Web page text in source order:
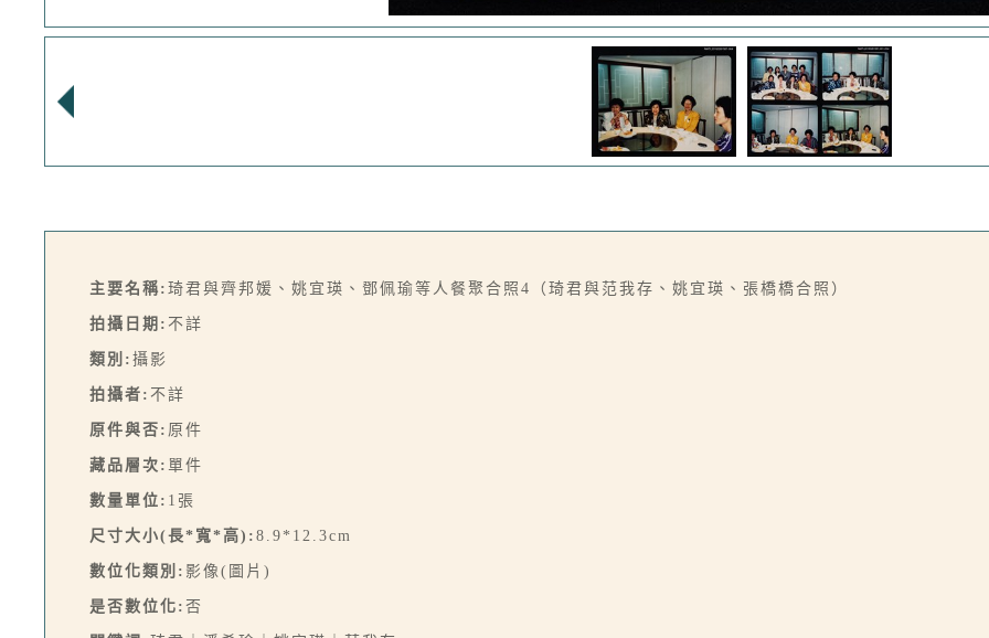
主要名稱: 琦君與齊邦媛、姚宜瑛、鄧佩瑜等人餐聚合照4（琦君與范我存、姚宜瑛、張橋橋合照）
拍攝日期: 不詳
類別: 攝影
拍攝者: 不詳
原件與否: 原件
藏品層次: 單件
數量單位: 1張
尺寸大小(長*寬*高): 8.9*12.3cm
數位化類別: 影像(圖片)
是否數位化: 否